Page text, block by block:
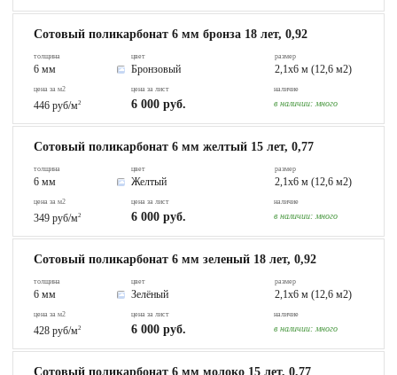
Сотовый поликарбонат 6 мм бронза 18 лет, 0,92
толщина
6 мм
цвет
Бронзовый
размер
2,1х6 м (12,6 м2)
цена за м2
446 руб/м2
цена за лист
6 000 руб.
наличие
в наличии: много
Сотовый поликарбонат 6 мм желтый 15 лет, 0,77
толщина
6 мм
цвет
Желтый
размер
2,1х6 м (12,6 м2)
цена за м2
349 руб/м2
цена за лист
6 000 руб.
наличие
в наличии: много
Сотовый поликарбонат 6 мм зеленый 18 лет, 0,92
толщина
6 мм
цвет
Зелёный
размер
2,1х6 м (12,6 м2)
цена за м2
428 руб/м2
цена за лист
6 000 руб.
наличие
в наличии: много
Сотовый поликарбонат 6 мм молоко 15 лет, 0,77